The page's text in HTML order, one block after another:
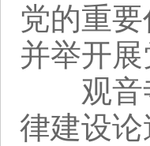
党的重
并举开
观音寺
律建设